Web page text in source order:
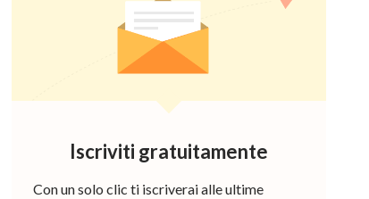
Iscriviti gratuitamente
Con un solo clic ti iscriverai alle ultime